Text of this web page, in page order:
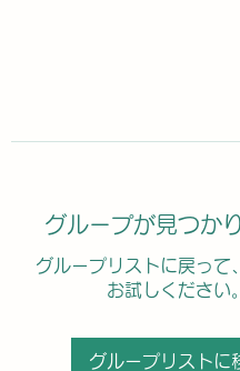
グループが見つか
グループリストに戻って
お試しください。
グループリストに